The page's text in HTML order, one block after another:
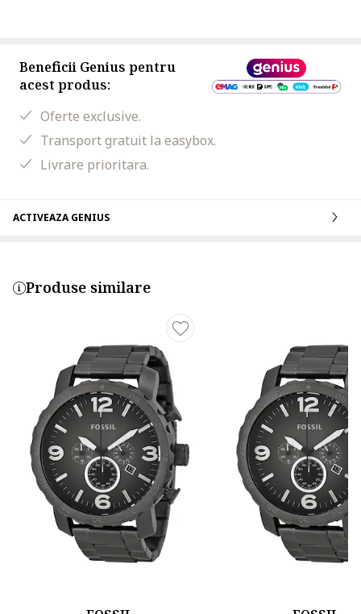
Beneficii Genius pentru
acest produs:
Oferte exclusive.
Transport gratuit la easybox.
Livrare prioritara.
ACTIVEAZA GENIUS
Produse similare